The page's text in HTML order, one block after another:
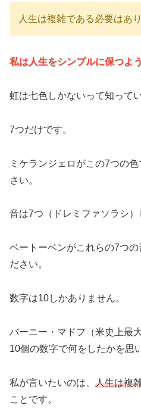
人生は複雑である必要はあ
私は人生をシンプルに保つよ
虹は七色しかないって知って
7つだけです。
ミケランジェロがこの7つの
さい。
音は7つ（ドレミファソラシ）
ベートーベンがこれらの7つの
ださい。
数字は10しかありません。
バーニー・マドフ（米史上最
10個の数字で何をしたかを思
私が言いたいのは、 人生は複
ことです。